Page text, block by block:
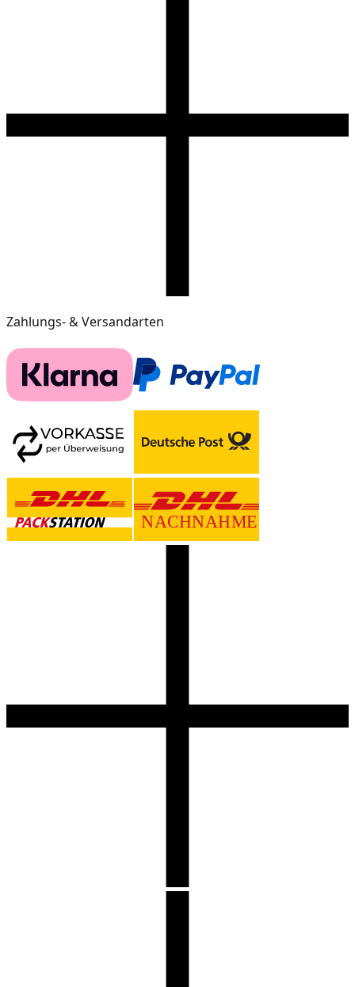
Zahlungs- & Versandarten